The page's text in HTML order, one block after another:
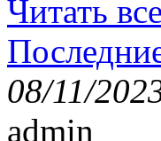
Читать все
08/11/
admin